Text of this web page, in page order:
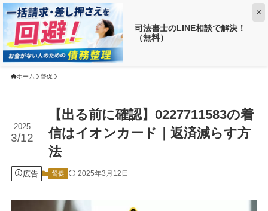
司法書士のLINE相談で解決！
（無料）
×
【返済がお得に!?】 借金がいくら減るか調べる ➡
ホーム 督促
【出る前に確認】0227711583の着
信はイオンカード｜返済減らす方
法
2025
3/12
広告 督促 2025年3月12日